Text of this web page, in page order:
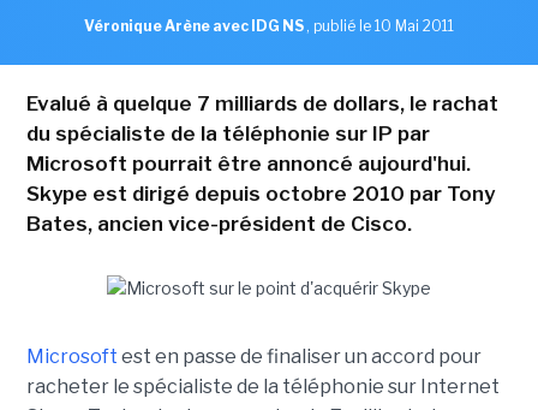
Véronique Arène avec IDG NS , publié le 10 Mai 2011
Evalué à quelque 7 milliards de dollars, le rachat
du spécialiste de la téléphonie sur IP par
Microsoft pourrait être annoncé aujourd'hui.
Skype est dirigé depuis octobre 2010 par Tony
Bates, ancien vice-président de Cisco.
Microsoft est en passe de finaliser un accord pour
racheter le spécialiste de la téléphonie sur Internet